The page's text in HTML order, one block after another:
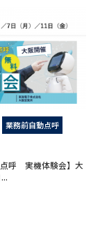
業務前自動点呼
点呼 実機体験会】大